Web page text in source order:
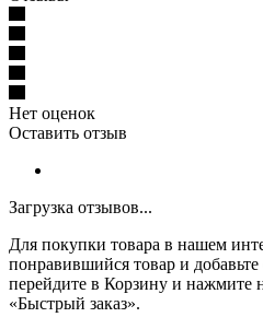
Нет оценок
Оставить отзыв
Загрузка отзывов...
Для покупки товара в нашем
понравившийся товар и добавьте
перейдите в Корзину и нажмите
«Быстрый заказ».